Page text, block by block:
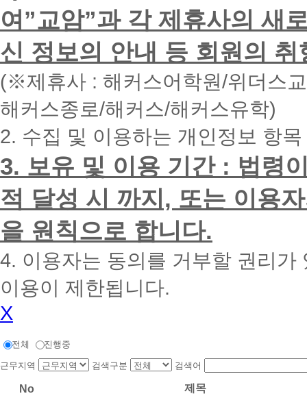
하
시
면
빠
른
간
내
에
화
드
리
겠
습
니
다.
여”교암”과 각 제휴사의 새
신 정보의 안내 등 회원의
(※제휴사 : 해커스어학원/위더스
해커스종로/해커스/해커스유학)
2. 수집 및 이용하는 개인정보 항
3. 보유 및 이용 기간 : 법령
적 달성 시 까지, 또는 이용
을 원칙으로 합니다.
4. 이용자는 동의를 거부할 권리
이용이 제한됩니다.
X
전체 진행중
근무지역 검색구분 검색어
No 제목